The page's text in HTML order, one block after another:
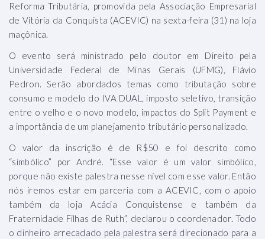
Reforma Tributária, promovida pela Associação Empresarial
de Vitória da Conquista (ACEVIC) na sexta-feira (31) na loja
maçônica.
O evento será ministrado pelo doutor em Direito pela
Universidade Federal de Minas Gerais (UFMG), Flávio
Pedron. Serão abordados temas como tributação sobre
consumo e modelo do IVA DUAL, imposto seletivo, transição
entre o velho e o novo modelo, impactos do Split Payment e
a importância de um planejamento tributário personalizado.
O valor da inscrição é de R$50 e foi descrito como
“simbólico” por André. “Esse valor é um valor simbólico,
porque não existe palestra nesse nível com esse valor. Então
nós iremos estar em parceria com a ACEVIC, com o apoio
também da loja Acácia Conquistense e também da
Fraternidade Filhas de Ruth”, declarou o coordenador. Todo
o dinheiro arrecadado pela palestra será direcionado para a